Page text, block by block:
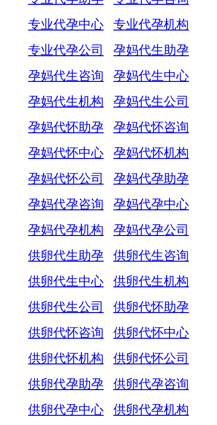
专业代孕中心
专业代孕机构
专业代孕公司
孕妈代生助孕
孕妈代生咨询
孕妈代生中心
孕妈代生机构
孕妈代生公司
孕妈代怀助孕
孕妈代怀咨询
孕妈代怀中心
孕妈代怀机构
孕妈代怀公司
孕妈代孕助孕
孕妈代孕咨询
孕妈代孕中心
孕妈代孕机构
孕妈代孕公司
供卵代生助孕
供卵代生咨询
供卵代生中心
供卵代生机构
供卵代生公司
供卵代怀助孕
供卵代怀咨询
供卵代怀中心
供卵代怀机构
供卵代怀公司
供卵代孕助孕
供卵代孕咨询
供卵代孕中心
供卵代孕机构